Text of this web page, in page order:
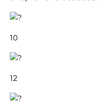
10
12